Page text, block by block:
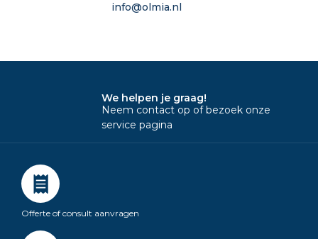
info@olmia.nl
We helpen je graag!
Neem contact op of bezoek onze
service pagina
Offerte of consult aanvragen